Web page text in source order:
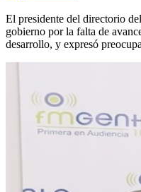
El presidente del directorio
gobierno por la falta de
desarrollo, y expresó